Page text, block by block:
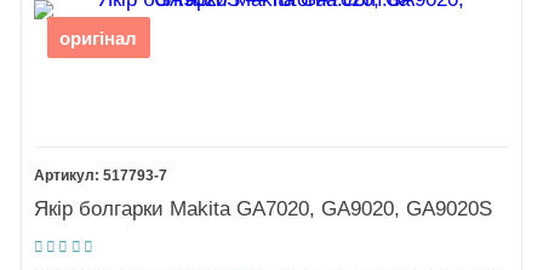
оригінал
517793-7
Якір болгарки Makita GA7020, GA9020, GA9020S